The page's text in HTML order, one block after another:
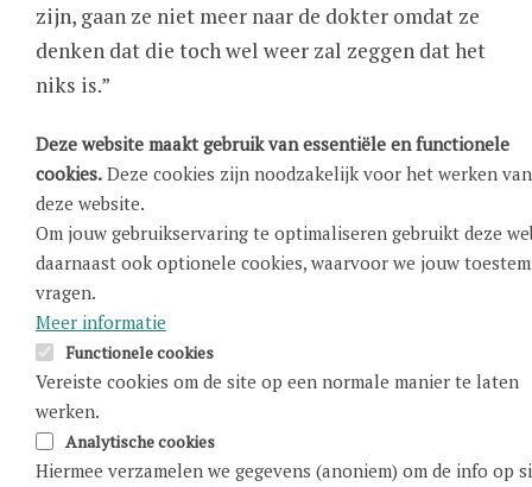
zijn, gaan ze niet meer naar de dokter omdat ze
denken dat die toch wel weer zal zeggen dat het
niks is.”
“Ik wil vrouwen veel bewuster maken van hun
eigen hartgezondheid. ‘Ken je getallen’ is mijn
motto. Hoe jong je ook bent, je moet j
cholesterol, je bloeddruk en je suikerwaarden
kennen. Je weet alles van je buitenkant: of je
rookt, of je overgewicht hebt, je gebit verzorgt.
Ik vind dat je dat ook van je binnenkant moet
weten. Daar kunnen al vroeg zaken uit de pas
gaan lopen zonder dat je het merkt. En
ondertussen richten ze veel schade aan.”
Deze website maakt gebruik van essentiële en functionele
cookies. Deze cookies zijn noodzakelijk voor het werken van
deze website.
Om jouw gebruikservaring te optimaliseren gebruikt deze
daarnaast ook optionele cookies, waarvoor we jouw
vragen.
Meer informatie
Functionele cookies
Vereiste cookies om de site op een normale manier te laten
werken.
Analytische cookies
Hiermee verzamelen we gegevens (anoniem) om de info op